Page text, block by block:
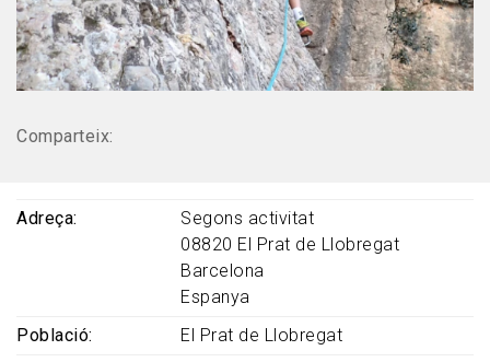
Comparteix:
Adreça
Segons activitat
08820 El Prat de Llobregat
Barcelona
Espanya
Població
El Prat de Llobregat